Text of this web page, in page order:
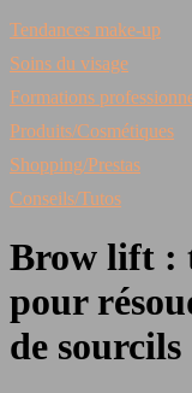
Tendances make-up
Soins du visage
Formations
Produits/Cosmétiques
Shopping/Prestas
Conseils/Tutos
Brow lift :
pour
de sourcils